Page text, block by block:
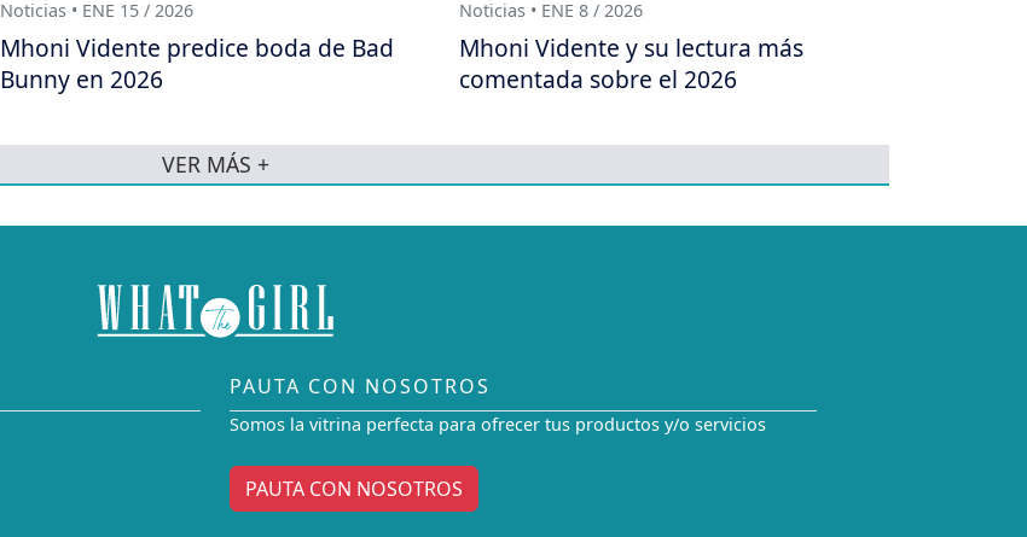
Noticias • ENE 15 / 2026
Mhoni Vidente predice boda de Bad
Bunny en 2026
Noticias • ENE 8 / 2026
Mhoni Vidente y su lectura más
comentada sobre el 2026
VER MÁS +
PAUTA CON NOSOTROS
Somos la vitrina perfecta para ofrecer tus productos y/o servicios
PAUTA CON NOSOTROS